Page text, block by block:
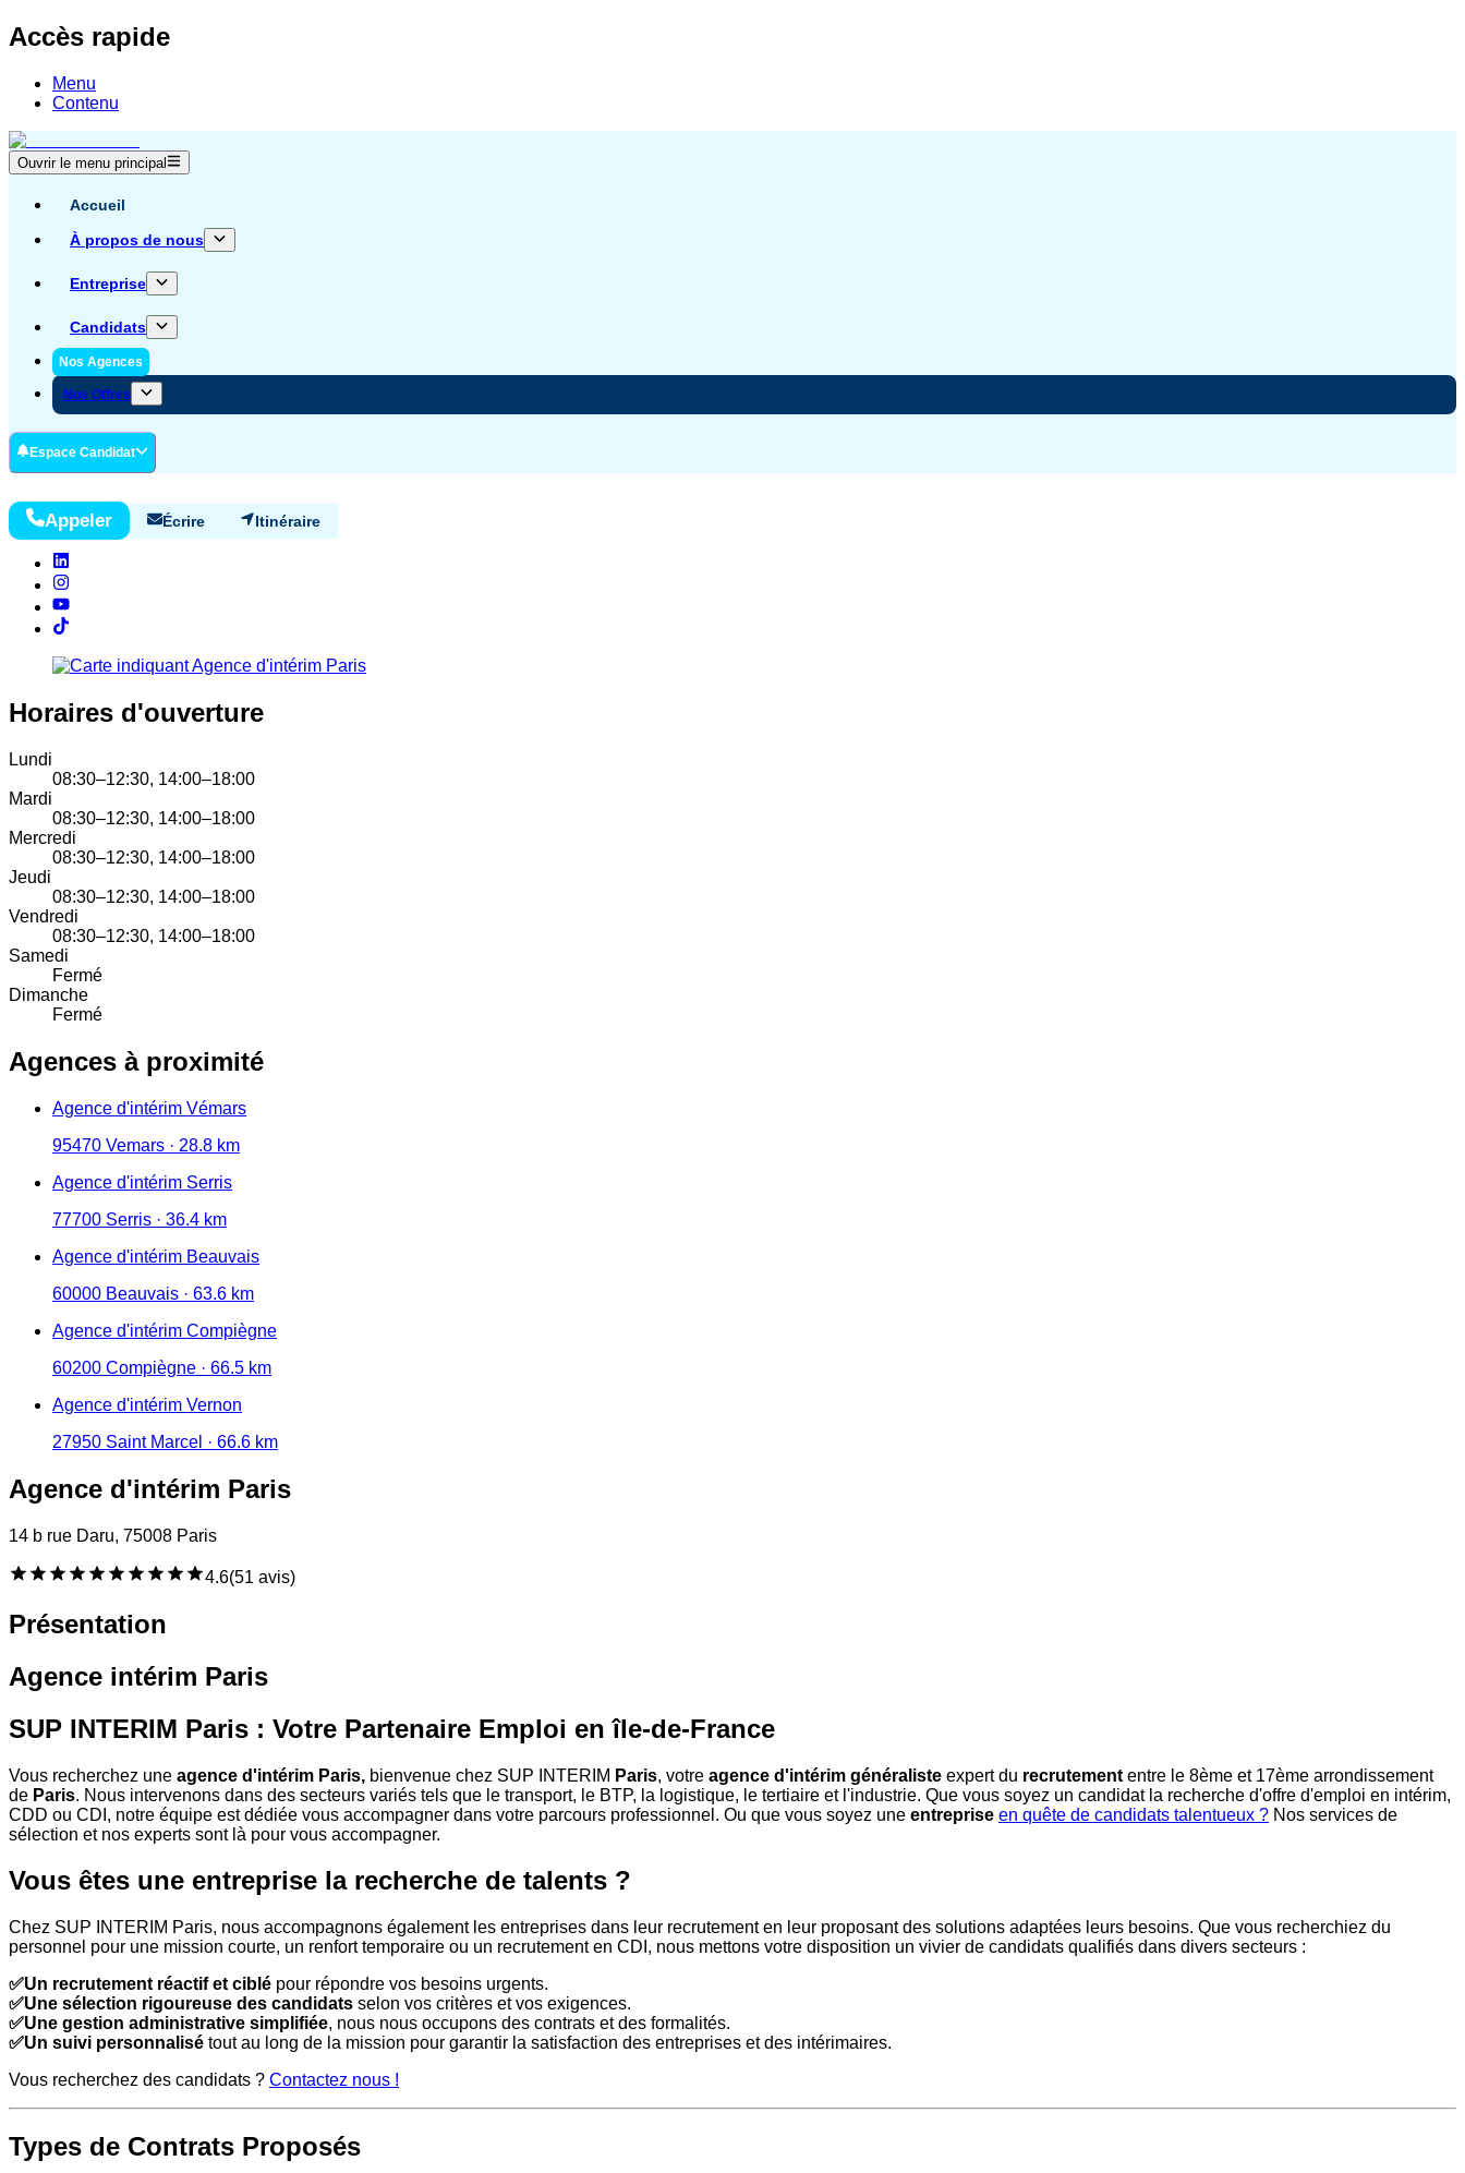
Accès rapide
Menu
Contenu
Ouvrir le menu principal
Accueil
À propos de nous
Entreprise
Candidats
Nos Agences
Nos Offres
Espace Candidat
Appeler Écrire Itinéraire
Horaires d'ouverture
Lundi
08:30–12:30, 14:00–18:00
Mardi
08:30–12:30, 14:00–18:00
Mercredi
08:30–12:30, 14:00–18:00
Jeudi
08:30–12:30, 14:00–18:00
Vendredi
08:30–12:30, 14:00–18:00
Samedi
Fermé
Dimanche
Fermé
Agences à proximité
Agence d'intérim Vémars
95470 Vemars · 28.8 km
Agence d'intérim Serris
77700 Serris · 36.4 km
Agence d'intérim Beauvais
60000 Beauvais · 63.6 km
Agence d'intérim Compiègne
60200 Compiègne · 66.5 km
Agence d'intérim Vernon
27950 Saint Marcel · 66.6 km
Agence d'intérim Paris
14 b rue Daru, 75008 Paris
4.6(51 avis)
Présentation
Agence intérim Paris
SUP INTERIM Paris : Votre Partenaire Emploi en île-de-France
Vous recherchez une agence d'intérim Paris, bienvenue chez SUP INTERIM Paris, votre agence d'intérim généraliste expert du recrutement entre le 8ème et 17ème arrondissement
de Paris. Nous intervenons dans des secteurs variés tels que le transport, le BTP, la logistique, le tertiaire et l'industrie. Que vous soyez un candidat la recherche d'offre d'emploi en intérim,
CDD ou CDI, notre équipe est dédiée vous accompagner dans votre parcours professionnel. Ou que vous soyez une entreprise en quête de candidats talentueux ? Nos services de
sélection et nos experts sont là pour vous accompagner.
Vous êtes une entreprise la recherche de talents ?
Chez SUP INTERIM Paris, nous accompagnons également les entreprises dans leur recrutement en leur proposant des solutions adaptées leurs besoins. Que vous recherchiez du
personnel pour une mission courte, un renfort temporaire ou un recrutement en CDI, nous mettons votre disposition un vivier de candidats qualifiés dans divers secteurs :
✅Un recrutement réactif et ciblé pour répondre vos besoins urgents.
✅Une sélection rigoureuse des candidats selon vos critères et vos exigences.
✅Une gestion administrative simplifiée, nous nous occupons des contrats et des formalités.
✅Un suivi personnalisé tout au long de la mission pour garantir la satisfaction des entreprises et des intérimaires.
Vous recherchez des candidats ? Contactez nous !
Types de Contrats Proposés